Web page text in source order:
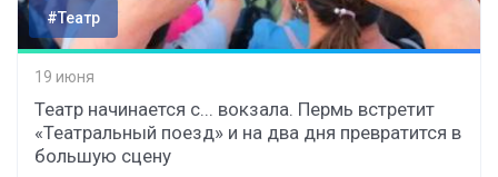
#Театр
19 июня
Театр начинается с... вокзала. Пермь встретит
«Театральный поезд» и на два дня превратится в
большую сцену